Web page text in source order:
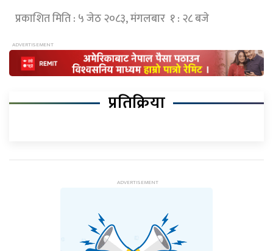
प्रकाशित मिति : ५ जेठ २०८३, मंगलबार १ : २८ बजे
प्रतिक्रिया